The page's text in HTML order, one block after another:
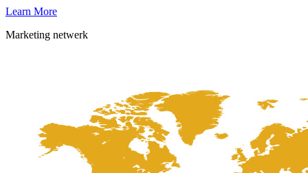
Learn More
Marketing netwerk